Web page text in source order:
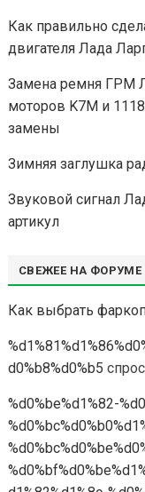
Как правильно
двигателя Лада
Замена ремня ГРМ
моторов K7M и
замены
Зимняя заглушка
Звуковой сигнал
артикул
СВЕЖЕЕ НА ФОРУМЕ
Как выбрать
d0%b8%d0%b5
%d0%be%d1%82-